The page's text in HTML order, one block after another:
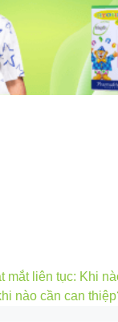
mắt liên tục: Khi
nào cần can